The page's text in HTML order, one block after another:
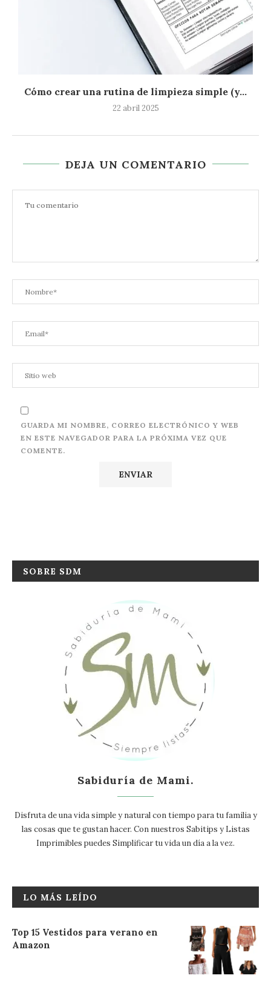
Cómo crear una rutina de limpieza simple (y...
22 abril 2025
DEJA UN COMENTARIO
GUARDA MI NOMBRE, CORREO ELECTRÓNICO Y WEB
EN ESTE NAVEGADOR PARA LA PRÓXIMA VEZ QUE
COMENTE.
SOBRE SDM
Sabiduría de Mami.
Disfruta de una vida simple y natural con tiempo para tu familia y
las cosas que te gustan hacer. Con nuestros Sabitips y Listas
Imprimibles puedes Simplificar tu vida un día a la vez.
LO MÁS LEÍDO
Top 15 Vestidos para verano en
Amazon